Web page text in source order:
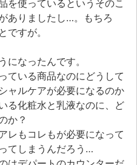
を使っているというそのこ
ありましたし…。もちろ
ですが。
になったんです。
ている商品なのにどうして
ャルケアが必要になるのか
る化粧水と乳液なのに、ど
か？
レもコレもが必要になって
てしまうんだろう…